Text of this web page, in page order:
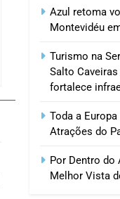
Azul retoma
Montevidéu
Turismo na
Salto
fortalece
Toda a
Atrações do
Por Dentro do
Melhor Vista